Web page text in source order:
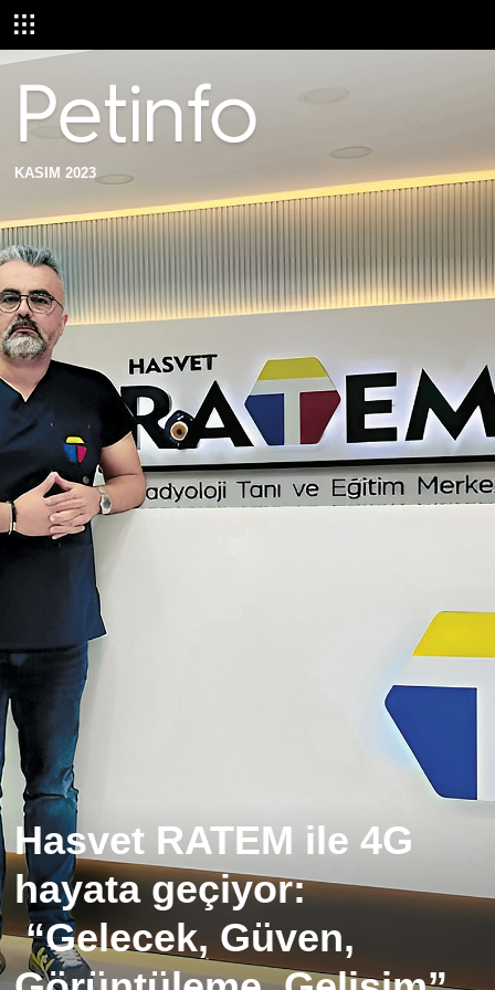
KASIM 2023
Hasvet RATEM ile 4G
hayata geçiyor:
“Gelecek, Güven,